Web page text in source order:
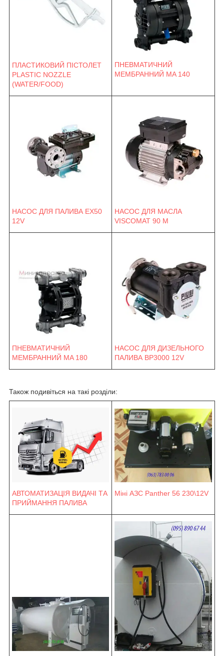
ПЛАСТИКОВИЙ ПІСТОЛЕТ
PLASTIC NOZZLE
(WATER/FOOD)
ПНЕВМАТИЧНИЙ
МЕМБРАННИЙ MA 140
НАСОС ДЛЯ ПАЛИВА EX50
12V
НАСОС ДЛЯ МАСЛА
VISCOMAT 90 M
ПНЕВМАТИЧНИЙ
МЕМБРАННИЙ MA 180
НАСОС ДЛЯ ДИЗЕЛЬНОГО
ПАЛИВА BP3000 12V
Також подивіться на такі розділи:
АВТОМАТИЗАЦІЯ ВИДАЧІ ТА
ПРИЙМАННЯ ПАЛИВА
Міні АЗС Panther 56 230\12V